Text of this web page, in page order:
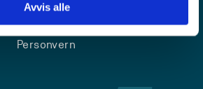
Avvis alle
Personvern